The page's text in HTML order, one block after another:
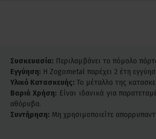
Συσκευασία: Περιλαμβάνει το πόμολο
Εγγύηση: Η Zogometal παρέχει 2 έτη
Υλικό Κατασκευής: Το μέταλλο της
Βαριά Χρήση: Είναι ιδανικά για
αθόρυβα.
Συντήρηση: Μη χρησιμοποιείτε